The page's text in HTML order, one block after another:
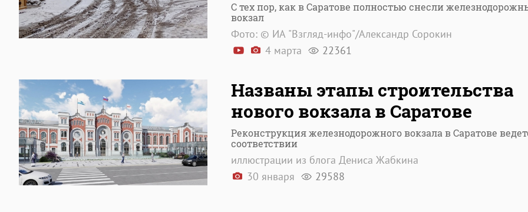
С тех пор, как в Саратове полностью снесли
вокзал
Фото: © ИА "Взгляд-инфо"/Александр Сорокин
4 марта
22361
Названы этапы строительства
нового вокзала в Саратове
Реконструкция железнодорожного вокзала в Саратове
соответствии
иллюстрации из блога Дениса Жабкина
30 января
29588